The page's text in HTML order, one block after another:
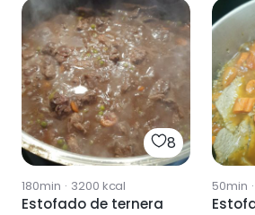
8
180min · 3200 kcal
Estofado de ternera
50min ·